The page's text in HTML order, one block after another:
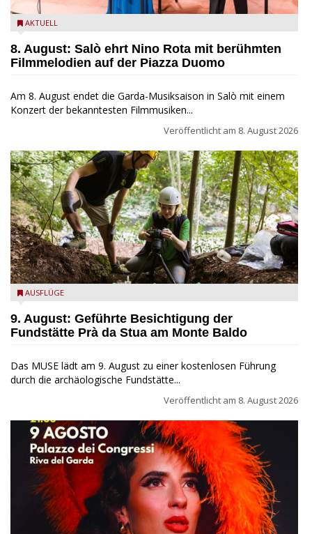
Estate Musicale del Garda: Salò ehrt Nino Rota
AKTUELL
8. August: Salò ehrt Nino Rota mit berühmten
Filmmelodien auf der Piazza Duomo
Am 8. August endet die Garda-Musiksaison in Salò mit einem
Konzert der bekanntesten Filmmusiken...
Veröffentlicht am 8. August 2026
die archäologische Fundstätte Riparo Prà da Stua am Monte
AUSFLÜGE
9. August: Geführte Besichtigung der
Fundstätte Prà da Stua am Monte Baldo
Das MUSE lädt am 9. August zu einer kostenlosen Führung
durch die archäologische Fundstätte...
Veröffentlicht am 8. August 2026